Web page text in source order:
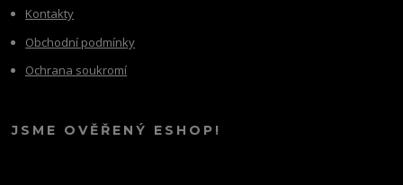
Kontakty
Obchodní podmínky
Ochrana soukromí
JSME OVĚŘENÝ ESHOP!